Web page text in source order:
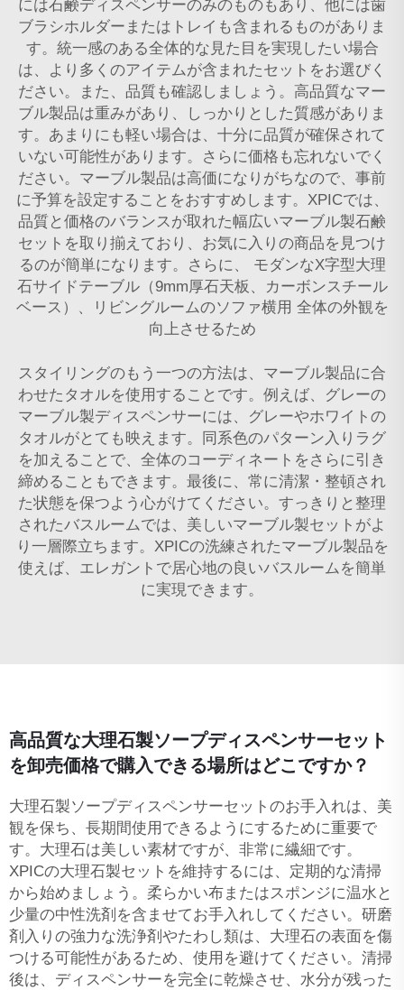
には石鹸ディスペンサーのみのものもあり、他には歯
ブラシホルダーまたはトレイも含まれるものがありま
す。統一感のある全体的な見た目を実現したい場合
は、より多くのアイテムが含まれたセットをお選びく
ださい。また、品質も確認しましょう。高品質なマー
ブル製品は重みがあり、しっかりとした質感がありま
す。あまりにも軽い場合は、十分に品質が確保されて
いない可能性があります。さらに価格も忘れないでく
ださい。マーブル製品は高価になりがちなので、事前
に予算を設定することをおすすめします。XPICでは、
品質と価格のバランスが取れた幅広いマーブル製石鹸
セットを取り揃えており、お気に入りの商品を見つけ
るのが簡単になります。さらに、 モダンなX字型大理
石サイドテーブル（9mm厚石天板、カーボンスチール
ベース）、リビングルームのソファ横用 全体の外観を
向上させるため
スタイリングのもう一つの方法は、マーブル製品に合
わせたタオルを使用することです。例えば、グレーの
マーブル製ディスペンサーには、グレーやホワイトの
タオルがとても映えます。同系色のパターン入りラグ
を加えることで、全体のコーディネートをさらに引き
締めることもできます。最後に、常に清潔・整頓され
た状態を保つよう心がけてください。すっきりと整理
されたバスルームでは、美しいマーブル製セットがよ
り一層際立ちます。XPICの洗練されたマーブル製品を
使えば、エレガントで居心地の良いバスルームを簡単
に実現できます。
高品質な大理石製ソープディスペンサーセット
を卸売価格で購入できる場所はどこですか？
大理石製ソープディスペンサーセットのお手入れは、美
観を保ち、長期間使用できるようにするために重要で
す。大理石は美しい素材ですが、非常に繊細です。
XPICの大理石製セットを維持するには、定期的な清掃
から始めましょう。柔らかい布またはスポンジに温水と
少量の中性洗剤を含ませてお手入れしてください。研磨
剤入りの強力な洗浄剤やたわし類は、大理石の表面を傷
つける可能性があるため、使用を避けてください。清掃
後は、ディスペンサーを完全に乾燥させ、水分が残った